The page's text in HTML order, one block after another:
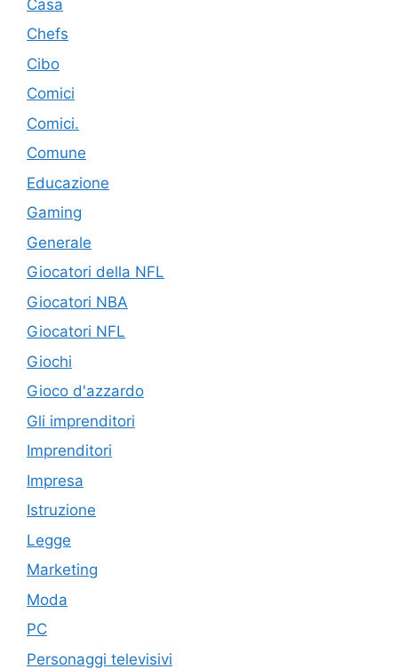
Casa
Chefs
Cibo
Comici
Comici.
Comune
Educazione
Gaming
Generale
Giocatori della NFL
Giocatori NBA
Giocatori NFL
Giochi
Gioco d'azzardo
Gli imprenditori
Imprenditori
Impresa
Istruzione
Legge
Marketing
Moda
PC
Personaggi televisivi